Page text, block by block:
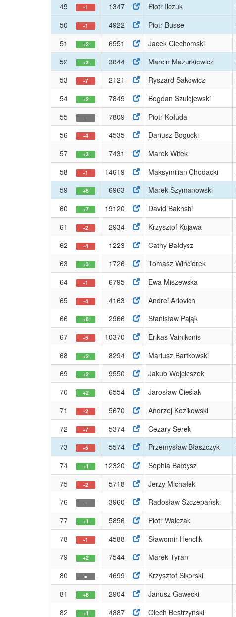
49
-1 1347 Piotr Ilczuk
50
-1 4922 Piotr Busse
51
+2 6551 Jacek Ciechomski
52
+2 3844 Marcin Mazurkiewicz
53
-7 2121 Ryszard Sakowicz
54
+2 7849 Bogdan Szulejewski
55
= 7809 Piotr Kołuda
56
-4 4535 Dariusz Bogucki
57
+3 7431 Marek Witek
58
-1 14619 Maksymilian Chodacki
59
+5 6963 Marek Szymanowski
60
+7 19120 David Bakhshi
61
-2 2934 Krzysztof Kujawa
62
-4 1223 Cathy Bałdysz
63
+3 1726 Tomasz Winciorek
64
-1 6795 Ewa Miszewska
65
-4 4163 Andrei Arlovich
66
+8 2966 Stanisław Pająk
67
-5 10370 Erikas Vainikonis
68
+2 8294 Mariusz Bartkowski
69
+2 9550 Jakub Wojcieszek
70
+2 6554 Jarosław Cieślak
71
-2 5670 Andrzej Kozikowski
72
-7 5374 Cezary Serek
73
-5 5574 Przemysław Błaszczyk
74
+1 12320 Sophia Bałdysz
75
-2 5718 Jerzy Michałek
76
= 3960 Radosław Szczepański
77
+1 5856 Piotr Walczak
78
-1 4588 Sławomir Henclik
79
+2 7544 Marek Tyran
80
= 4699 Krzysztof Sikorski
81
+8 2904 Janusz Gawęcki
82
+1 4887 Olech Bestrzyński